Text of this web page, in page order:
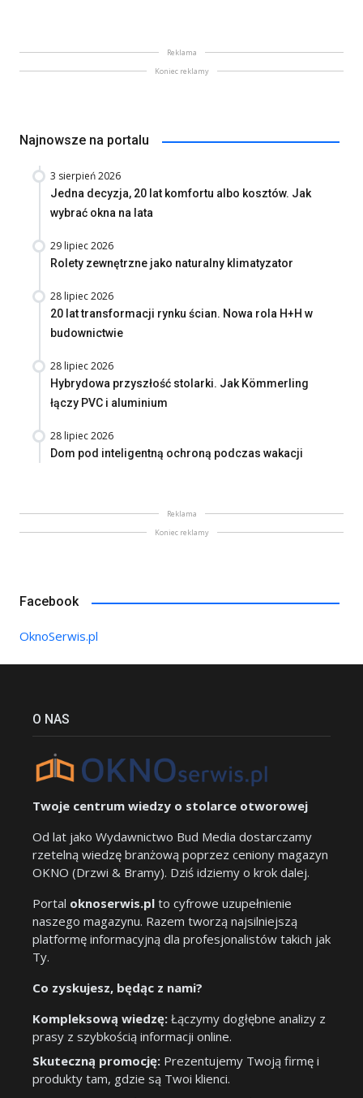
Reklama
Koniec reklamy
Najnowsze na portalu
3 sierpień 2026
Jedna decyzja, 20 lat komfortu albo kosztów. Jak
wybrać okna na lata
29 lipiec 2026
Rolety zewnętrzne jako naturalny klimatyzator
28 lipiec 2026
20 lat transformacji rynku ścian. Nowa rola H+H w
budownictwie
28 lipiec 2026
Hybrydowa przyszłość stolarki. Jak Kömmerling
łączy PVC i aluminium
28 lipiec 2026
Dom pod inteligentną ochroną podczas wakacji
Reklama
Koniec reklamy
Facebook
OknoSerwis.pl
O NAS
Twoje centrum wiedzy o stolarce otworowej
Od lat jako Wydawnictwo Bud Media dostarczamy
rzetelną wiedzę branżową poprzez ceniony magazyn
OKNO (Drzwi & Bramy). Dziś idziemy o krok dalej.
Portal oknoserwis.pl to cyfrowe uzupełnienie
naszego magazynu. Razem tworzą najsilniejszą
platformę informacyjną dla profesjonalistów takich jak
Ty.
Co zyskujesz, będąc z nami?
Kompleksową wiedzę: Łączymy dogłębne analizy z
prasy z szybkością informacji online.
Skuteczną promocję: Prezentujemy Twoją firmę i
produkty tam, gdzie są Twoi klienci.